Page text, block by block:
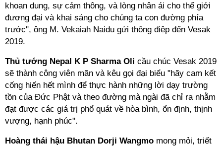
khoan dung, sự cảm thông, và lòng nhân ái cho thế giới
đương đại và khai sáng cho chúng ta con đường phía
trước", ông M. Vekaiah Naidu gửi thông điệp đến Vesak
2019.
Thủ tướng Nepal K P Sharma Oli cầu chúc Vesak 2019
sẽ thành công viên mãn và kêu gọi đại biểu "hãy cam kết
cống hiến hết mình để thực hành những lời dạy trường
tồn của Đức Phật và theo đường mà ngài đã chỉ ra nhằm
đạt được các giá trị phổ quát về hòa bình, ổn định, thịnh
vượng, hạnh phúc".
Hoàng thái hậu Bhutan Dorji Wangmo mong mỏi, triết